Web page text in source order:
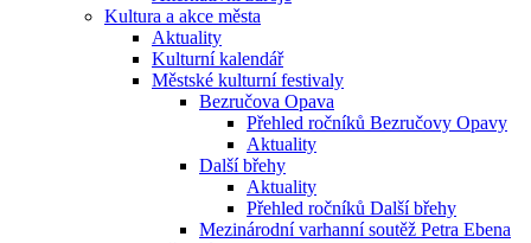
Kultura a akce města
Aktuality
Kulturní kalendář
Městské kulturní festivaly
Bezručova Opava
Přehled ročníků Bezručovy Opavy
Aktuality
Další břehy
Aktuality
Přehled ročníků Další břehy
Mezinárodní varhanní soutěž Petra Ebena